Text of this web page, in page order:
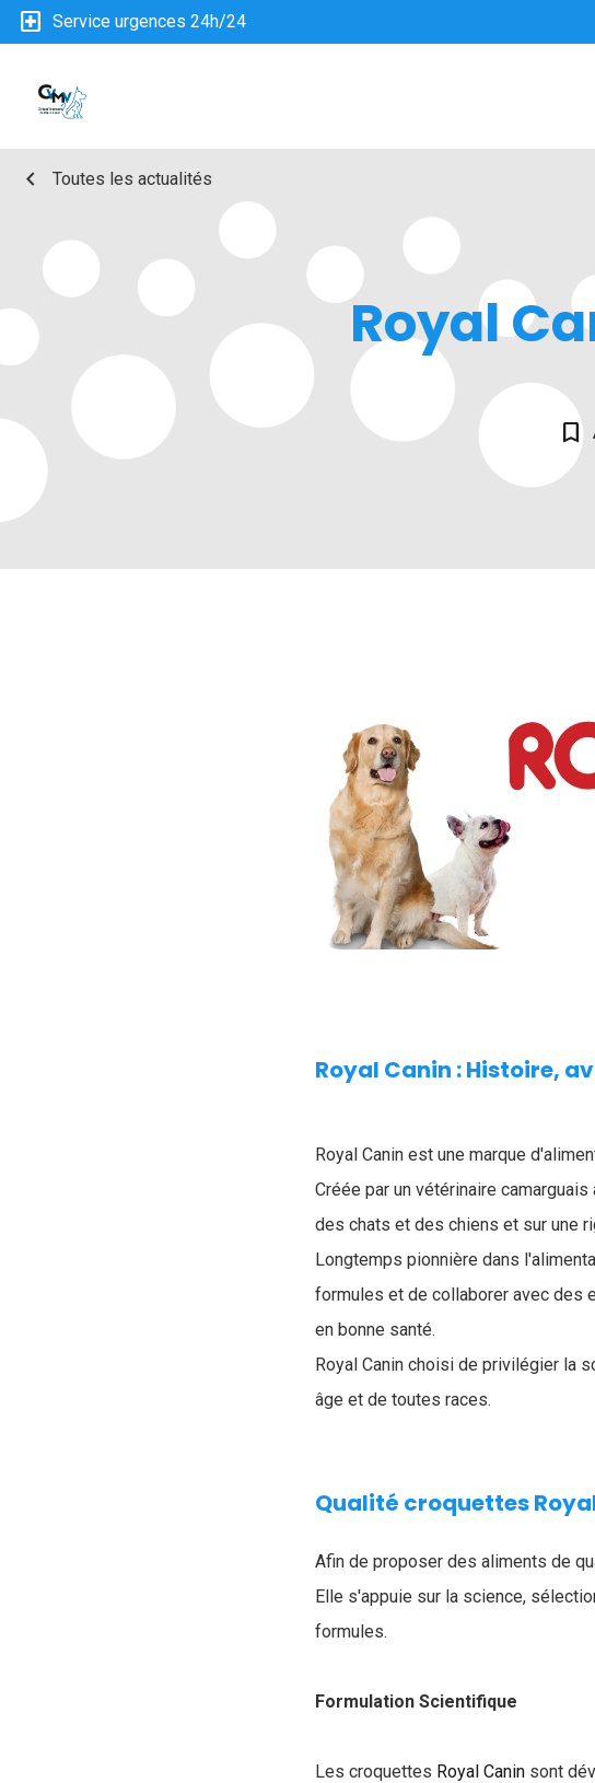
local_hospital Service urgences 24h/24
chevron_left Toutes les actualités
Royal
bookmark_border
Royal Canin : Histoire,
Royal Canin est une marque
Créée par un vétérinaire
des chats et des chiens et sur une
Longtemps pionnière dans
formules et de collaborer avec des
en bonne santé.
Royal Canin choisi de privilégier la
âge et de toutes races.
Qualité croquettes
Afin de proposer des aliments de
Elle s'appuie sur la science,
formules.
Formulation Scientifique
Les croquettes Royal Canin sont